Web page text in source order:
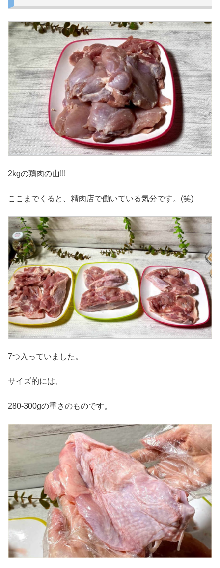
2kgの鶏肉の山!!!
ここまでくると、精肉店で働いている気分です。(笑)
7つ入っていました。
サイズ的には、
280-300gの重さのものです。